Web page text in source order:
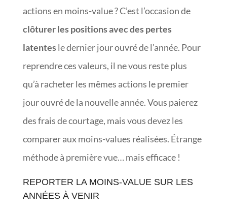
actions en moins-value ? C’est l’occasion de
clôturer les positions avec des pertes
latentesle dernier jour ouvré de l’année. Pour
reprendre ces valeurs, il ne vous reste plus
qu’à racheter les mêmes actions le premier
jour ouvré de la nouvelle année. Vous paierez
des frais de courtage, mais vous devez les
comparer aux moins-values réalisées. Étrange
méthode à première vue… mais efficace !
REPORTER LA MOINS-VALUE SUR LES
ANNÉES À VENIR